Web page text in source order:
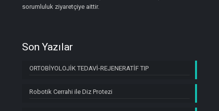
sorumluluk ziyaretçiye aittir.
Son Yazılar
ORTOBİYOLOJİK TEDAVİ-REJENERATİF TIP
Robotik Cerrahi ile Diz Protezi